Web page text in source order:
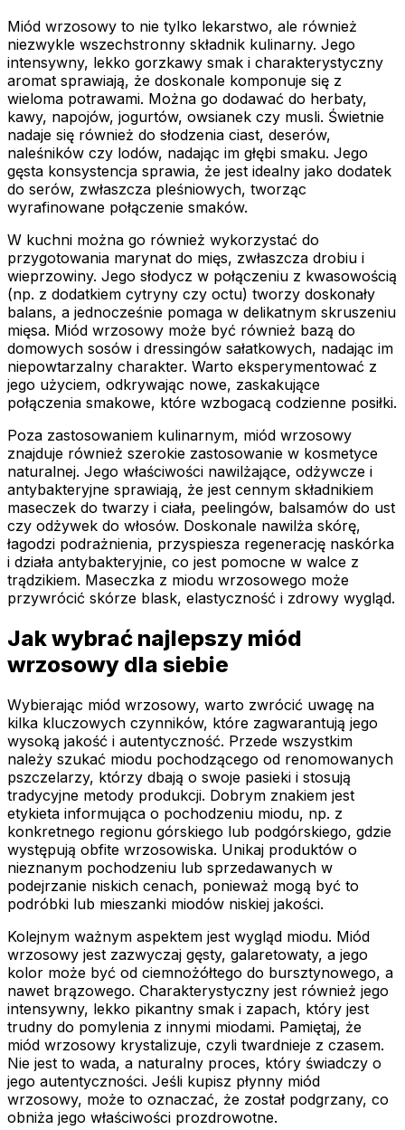
Miód wrzosowy to nie tylko lekarstwo, ale również
niezwykle wszechstronny składnik kulinarny. Jego
intensywny, lekko gorzkawy smak i charakterystyczny
aromat sprawiają, że doskonale komponuje się z
wieloma potrawami. Można go dodawać do herbaty,
kawy, napojów, jogurtów, owsianek czy musli. Świetnie
nadaje się również do słodzenia ciast, deserów,
naleśników czy lodów, nadając im głębi smaku. Jego
gęsta konsystencja sprawia, że jest idealny jako dodatek
do serów, zwłaszcza pleśniowych, tworząc
wyrafinowane połączenie smaków.
W kuchni można go również wykorzystać do
przygotowania marynat do mięs, zwłaszcza drobiu i
wieprzowiny. Jego słodycz w połączeniu z kwasowością
(np. z dodatkiem cytryny czy octu) tworzy doskonały
balans, a jednocześnie pomaga w delikatnym skruszeniu
mięsa. Miód wrzosowy może być również bazą do
domowych sosów i dressingów sałatkowych, nadając im
niepowtarzalny charakter. Warto eksperymentować z
jego użyciem, odkrywając nowe, zaskakujące
połączenia smakowe, które wzbogacą codzienne posiłki.
Poza zastosowaniem kulinarnym, miód wrzosowy
znajduje również szerokie zastosowanie w kosmetyce
naturalnej. Jego właściwości nawilżające, odżywcze i
antybakteryjne sprawiają, że jest cennym składnikiem
maseczek do twarzy i ciała, peelingów, balsamów do ust
czy odżywek do włosów. Doskonale nawilża skórę,
łagodzi podrażnienia, przyspiesza regenerację naskórka
i działa antybakteryjnie, co jest pomocne w walce z
trądzikiem. Maseczka z miodu wrzosowego może
przywrócić skórze blask, elastyczność i zdrowy wygląd.
Jak wybrać najlepszy miód
wrzosowy dla siebie
Wybierając miód wrzosowy, warto zwrócić uwagę na
kilka kluczowych czynników, które zagwarantują jego
wysoką jakość i autentyczność. Przede wszystkim
należy szukać miodu pochodzącego od renomowanych
pszczelarzy, którzy dbają o swoje pasieki i stosują
tradycyjne metody produkcji. Dobrym znakiem jest
etykieta informująca o pochodzeniu miodu, np. z
konkretnego regionu górskiego lub podgórskiego, gdzie
występują obfite wrzosowiska. Unikaj produktów o
nieznanym pochodzeniu lub sprzedawanych w
podejrzanie niskich cenach, ponieważ mogą być to
podróbki lub mieszanki miodów niskiej jakości.
Kolejnym ważnym aspektem jest wygląd miodu. Miód
wrzosowy jest zazwyczaj gęsty, galaretowaty, a jego
kolor może być od ciemnożółtego do bursztynowego, a
nawet brązowego. Charakterystyczny jest również jego
intensywny, lekko pikantny smak i zapach, który jest
trudny do pomylenia z innymi miodami. Pamiętaj, że
miód wrzosowy krystalizuje, czyli twardnieje z czasem.
Nie jest to wada, a naturalny proces, który świadczy o
jego autentyczności. Jeśli kupisz płynny miód
wrzosowy, może to oznaczać, że został podgrzany, co
obniża jego właściwości prozdrowotne.